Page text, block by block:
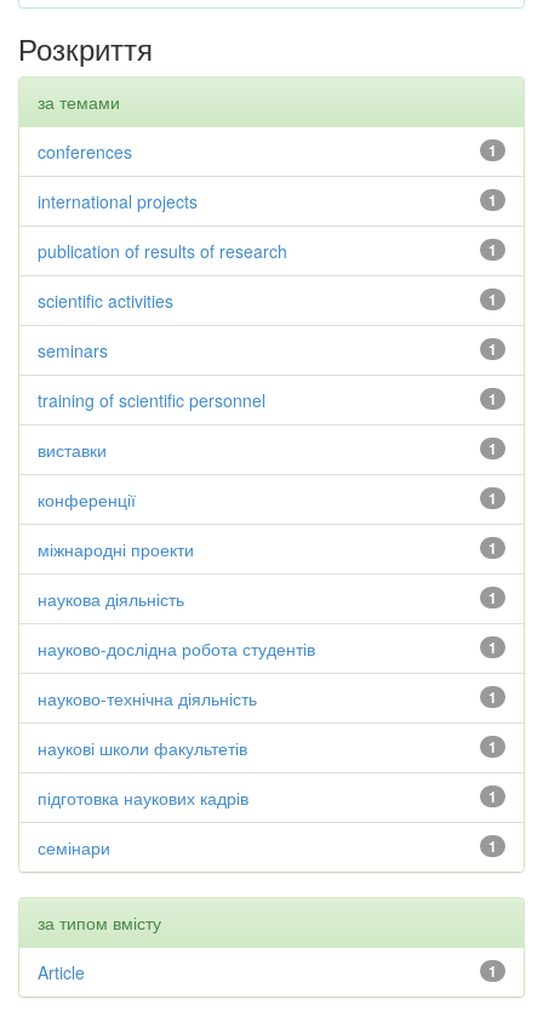
Розкриття
за темами
1
conferences
1
international projects
1
publication of results of research
1
scientific activities
1
seminars
1
training of scientific personnel
1
виставки
1
конференції
1
міжнародні проекти
1
наукова діяльність
1
науково-дослідна робота студентів
1
науково-технічна діяльність
1
наукові школи факультетів
1
підготовка наукових кадрів
1
семінари
за типом вмісту
1
Article